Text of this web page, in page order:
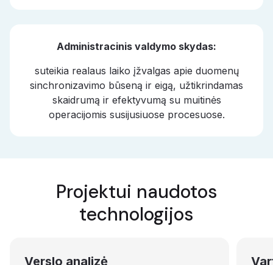
Administracinis valdymo skydas:
suteikia realaus laiko įžvalgas apie duomenų
sinchronizavimo būseną ir eigą, užtikrindamas
skaidrumą ir efektyvumą su muitinės
operacijomis susijusiuose procesuose.
Projektui naudotos
technologijos
Verslo analizė